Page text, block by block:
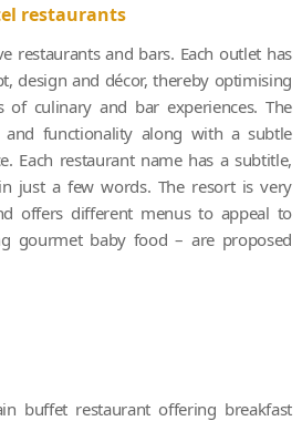
restaurants
restaurants and bars. Each outlet has
design and décor, thereby optimising
culinary and bar experiences. The
and functionality along with a subtle
Each restaurant name has a subtitle,
just a few words. The resort is very
offers different menus to appeal to
gourmet baby food – are proposed
buffet restaurant offering breakfast